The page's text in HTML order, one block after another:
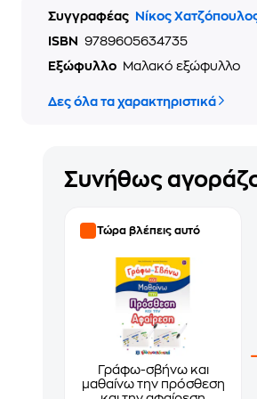
Συγγραφέας Νίκος
ISBN
9789605634735
Εξώφυλλο
Μαλακό εξώφυλλο
Δες όλα τα χαρακτηριστικά
Συνήθως
Τώρα βλέπεις αυτό
Γράφω-σβήνω και
μαθαίνω την πρόσθεση